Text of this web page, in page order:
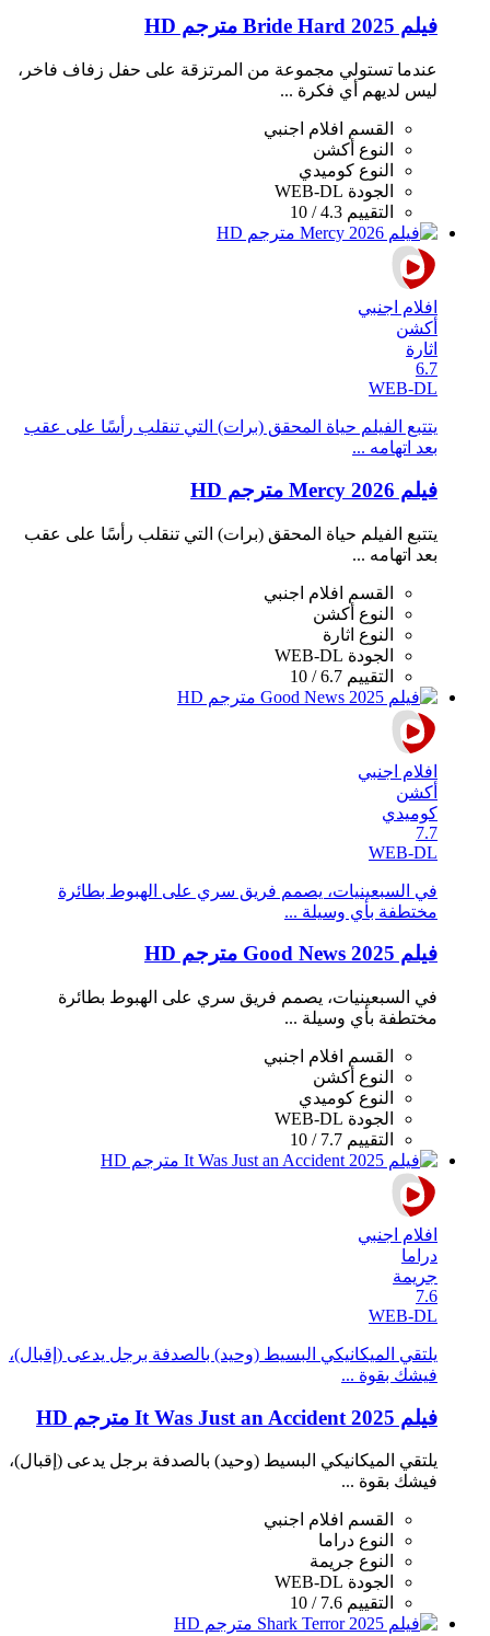
فيلم Bride Hard 2025 مترجم HD
عندما تستولي مجموعة من المرتزقة على حفل زفاف فاخر،
ليس لديهم أي فكرة ...
القسم
افلام اجنبي
النوع أكشن
النوع كوميدي
الجودة WEB-DL
التقييم 4.3 / 10
افلام اجنبي
أكشن
اثارة
6.7
WEB-DL
يتتبع الفيلم حياة المحقق (برات) التي تنقلب رأسًا على عقب
بعد اتهامه ...
فيلم Mercy 2026 مترجم HD
يتتبع الفيلم حياة المحقق (برات) التي تنقلب رأسًا على عقب
بعد اتهامه ...
القسم
افلام اجنبي
النوع أكشن
النوع اثارة
الجودة WEB-DL
التقييم 6.7 / 10
افلام اجنبي
أكشن
كوميدي
7.7
WEB-DL
في السبعينيات، يصمم فريق سري على الهبوط بطائرة
مختطفة بأي وسيلة ...
فيلم Good News 2025 مترجم HD
في السبعينيات، يصمم فريق سري على الهبوط بطائرة
مختطفة بأي وسيلة ...
القسم
افلام اجنبي
النوع أكشن
النوع كوميدي
الجودة WEB-DL
التقييم 7.7 / 10
افلام اجنبي
دراما
جريمة
7.6
WEB-DL
يلتقي الميكانيكي البسيط (وحيد) بالصدفة برجل يدعى (إقبال)،
فيشك بقوة ...
فيلم It Was Just an Accident 2025 مترجم HD
يلتقي الميكانيكي البسيط (وحيد) بالصدفة برجل يدعى (إقبال)،
فيشك بقوة ...
القسم افلام اجنبي
النوع دراما
النوع جريمة
الجودة WEB-DL
التقييم 7.6 / 10